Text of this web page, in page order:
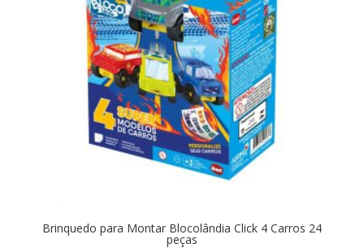
Brinquedo para Montar Blocolândia Click 4 Carros 24
peças